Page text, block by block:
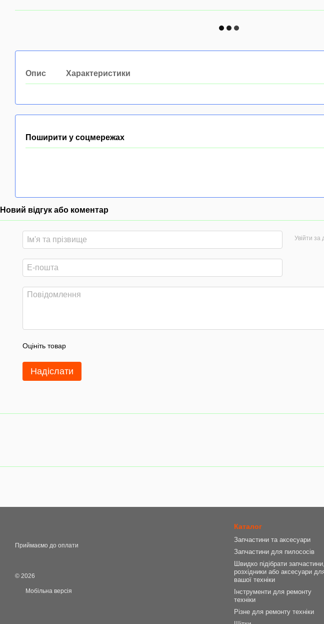
Опис Характеристики
Поширити у соцмережах
Новий відгук або коментар
Увійти за
Оцініть товар
Надіслати
Приймаємо до оплати
© 2026
Мобільна версія
Каталог
Запчастини та аксесуари
Запчастини для пилососів
Швидко підібрати запчастини,
розхідники або аксесуари
вашої техніки
Інструменти для ремонту
техніки
Різне для ремонту техніки